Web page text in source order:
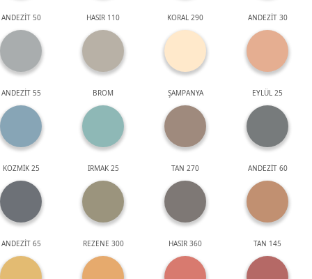
ANDEZİT 50 HASIR 110 KORAL 290 ANDEZİT 30
ANDEZİT 55 BROM ŞAMPANYA EYLÜL 25
KOZMİK 25 IRMAK 25 TAN 270 ANDEZİT 60
ANDEZİT 65 REZENE 300 HASIR 360 TAN 145